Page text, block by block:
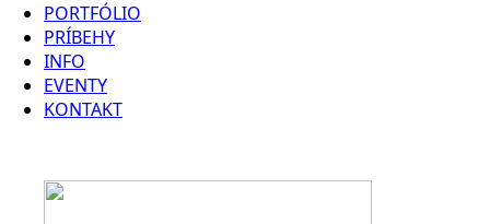
PORTFÓLIO
PRÍBEHY
INFO
EVENTY
KONTAKT